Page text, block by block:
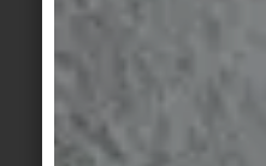
geflammte,
Craft ist eine Kollektion,
mit Brenntemperatur